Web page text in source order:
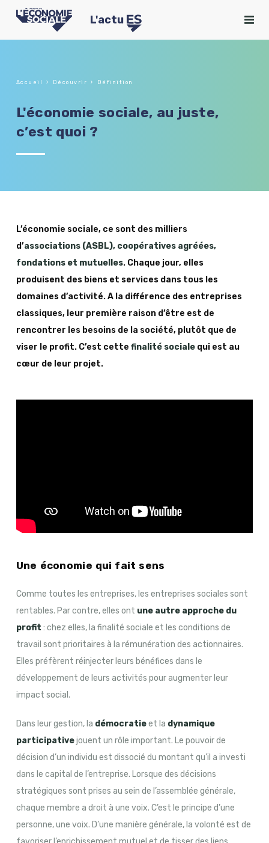
L'actu
Accueil Découvrir Définition
L'économie sociale, au juste,
c’est quoi ?
L’économie sociale, ce sont des milliers
d’associations (ASBL), coopératives agréées,
fondations et mutuelles. Chaque jour, elles
produisent des biens et services dans tous les
domaines d’activité. A la différence des entreprises
classiques, leur première raison d’être est de
rencontrer les besoins de la société, plutôt que de
viser le profit. C’est cette finalité socialequi est au
cœur de leur projet.
Une économie qui fait sens
Comme toutes les entreprises, les entreprises sociales sont
rentables. Par contre, elles ont une autre approche du
profit : chez elles, la finalité sociale et les conditions de
travail sont prioritaires à la rémunération des actionnaires.
Elles préfèrent réinjecter leurs bénéfices dans le
développement de leurs activités pour augmenter leur
impact social.
Dans leur gestion, la démocratieet la dynamique
participativejouent un rôle important. Le pouvoir de
décision d’un individu est dissocié du montant qu’il a investi
dans le capital de l’entreprise. Lorsque des décisions
stratégiques sont prises au sein de l’assemblée générale,
chaque membre a droit à une voix. C’est le principe d’une
personne, une voix. D’une manière générale, la volonté est de